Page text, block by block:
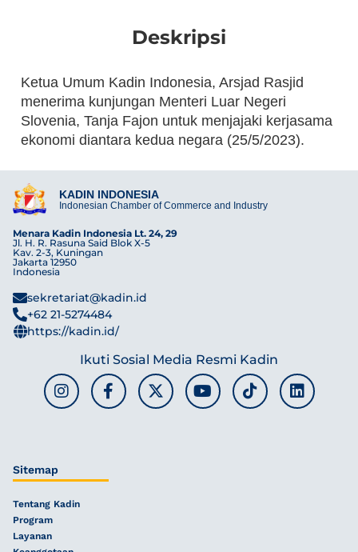
Deskripsi
Ketua Umum Kadin Indonesia, Arsjad Rasjid
menerima kunjungan Menteri Luar Negeri
Slovenia, Tanja Fajon untuk menjajaki kerjasama
ekonomi diantara kedua negara (25/5/2023).
KADIN INDONESIA
Indonesian Chamber of Commerce and Industry
Menara Kadin Indonesia Lt. 24, 29
Jl. H. R. Rasuna Said Blok X-5
Kav. 2-3, Kuningan
Jakarta 12950
Indonesia
sekretariat@kadin.id
+62 21-5274484
https://kadin.id/
Ikuti Sosial Media Resmi Kadin
Sitemap
Tentang Kadin
Program
Layanan